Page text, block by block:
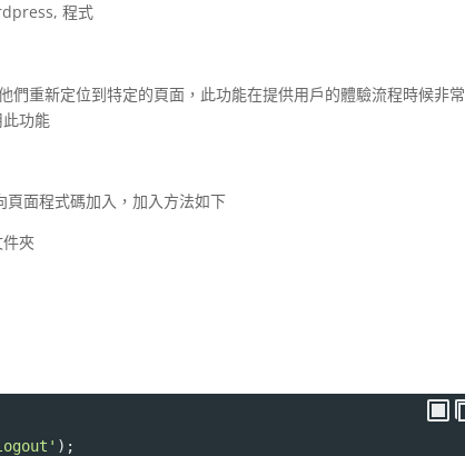
,程式
重新定位到特定的頁面，此功能在提供用戶的體驗流程時候非常
功能
面程式碼加入，加入方法如下
夾
);